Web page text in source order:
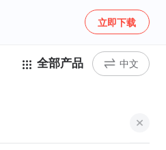
立即下载
全部产品 中文